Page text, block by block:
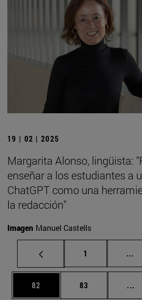
19 | 02 | 2025
Margarita Alonso, lingüista:
enseñar a los estudiantes a
ChatGPT como una
la redacción"
Imagen Manuel Castells
Página
1 ...
Página
82 Página
83 ...